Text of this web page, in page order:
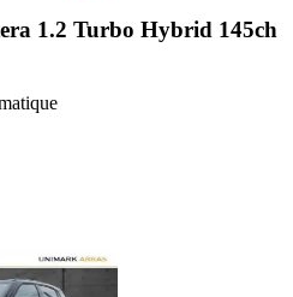
1.2 Turbo Hybrid 145ch